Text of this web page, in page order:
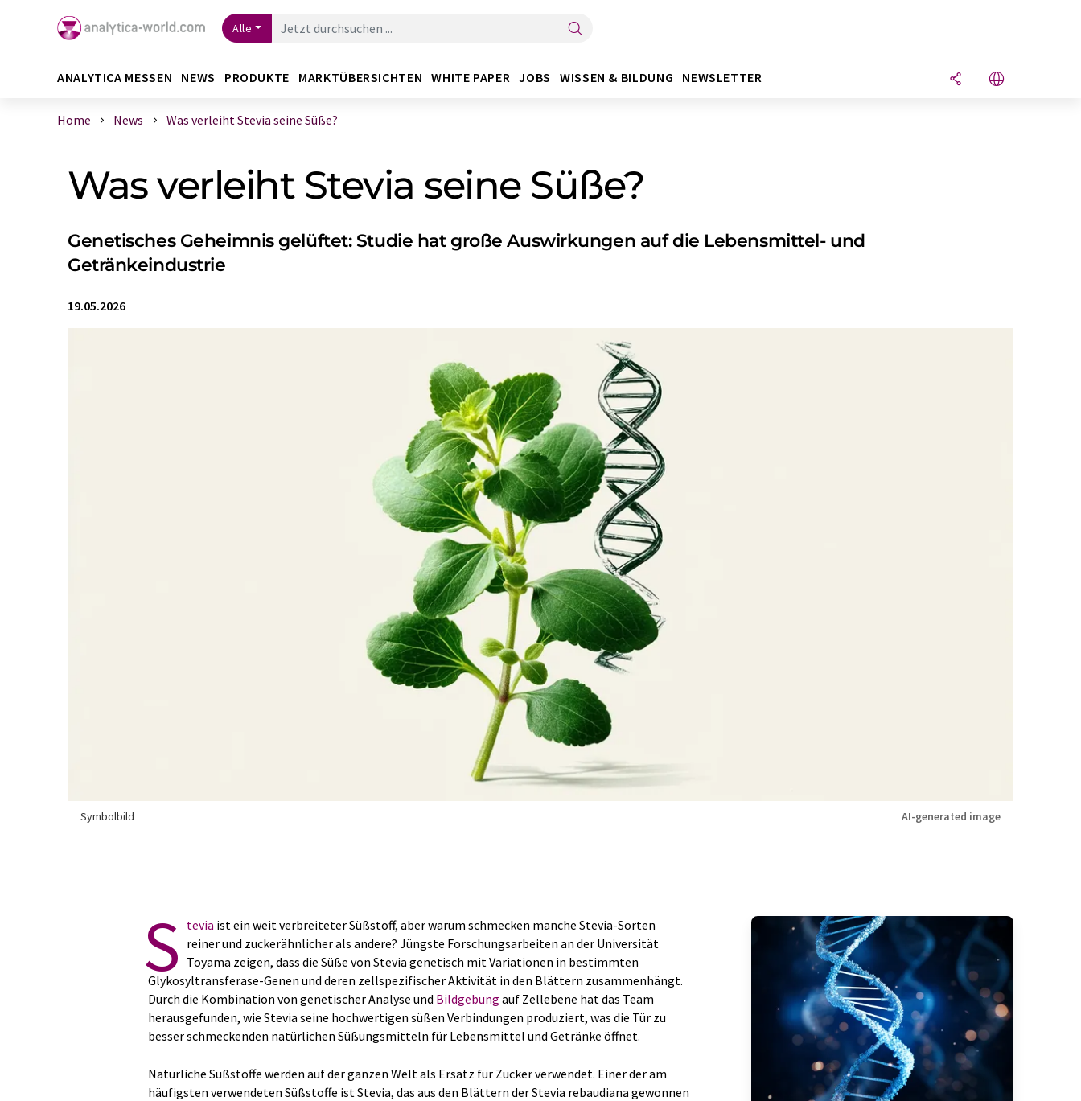
Alle
ANALYTICA MESSEN NEWS PRODUKTE MARKTÜBERSICHTEN WHITE PAPER JOBS WISSEN & BILDUNG NEWSLETTER
Home News Was verleiht Stevia seine Süße?
Was verleiht Stevia seine Süße?
Genetisches Geheimnis gelüftet: Studie hat große Auswirkungen auf die Lebensmittel- und
Getränkeindustrie
19.05.2026
Symbolbild AI-generated image
S tevia ist ein weit verbreiteter Süßstoff, aber warum schmecken manche Stevia-Sorten
reiner und zuckerähnlicher als andere? Jüngste Forschungsarbeiten an der Universität
Toyama zeigen, dass die Süße von Stevia genetisch mit Variationen in bestimmten
Glykosyltransferase-Genen und deren zellspezifischer Aktivität in den Blättern zusammenhängt.
Durch die Kombination von genetischer Analyse und Bildgebung auf Zellebene hat das Team
herausgefunden, wie Stevia seine hochwertigen süßen Verbindungen produziert, was die Tür zu
besser schmeckenden natürlichen Süßungsmitteln für Lebensmittel und Getränke öffnet.
Natürliche Süßstoffe werden auf der ganzen Welt als Ersatz für Zucker verwendet. Einer der am
häufigsten verwendeten Süßstoffe ist Stevia, das aus den Blättern der Stevia rebaudiana gewonnen